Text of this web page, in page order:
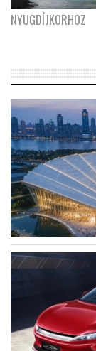
NYUGDÍJKORHOZ